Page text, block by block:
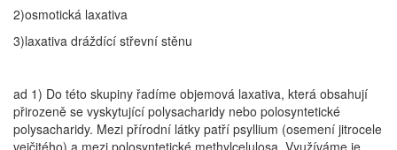
2)osmotická laxativa
3)laxativa dráždící střevní stěnu
ad 1) Do této skupiny řadíme objemová laxativa, která obsahují
přirozeně se vyskytující polysacharidy nebo polosyntetické
polysacharidy. Mezi přírodní látky patří psyllium (osemení jitrocele
vejčitého) a mezi polosyntetické methylcelulosa. Využíváme je